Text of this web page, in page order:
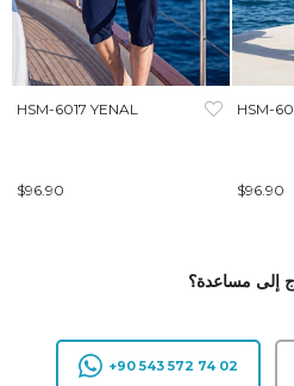
HSM-6017 YENAL
$96.90
HSM-
$96.90
إلى مساعدة؟
+90 543 572 74 02